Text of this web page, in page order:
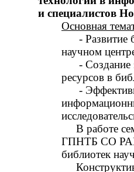
и специалистов
Основная
- Развитие
научном
- Создание
ресурсов в
-
В работе
ГПНТБ СО
библиотек